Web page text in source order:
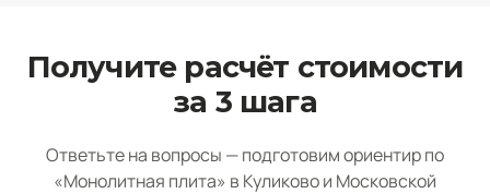
Получите расчёт стоимости
за 3 шага
Ответьте на вопросы — подготовим ориентир по
«Монолитная плита» в Куликово и Московской